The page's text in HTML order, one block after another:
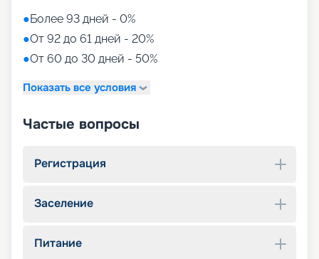
●Более 93 дней - 0%
●От 92 до 61 дней - 20%
●От 60 до 30 дней - 50%
Показать все условия
Частые вопросы
Регистрация
Заселение
Питание